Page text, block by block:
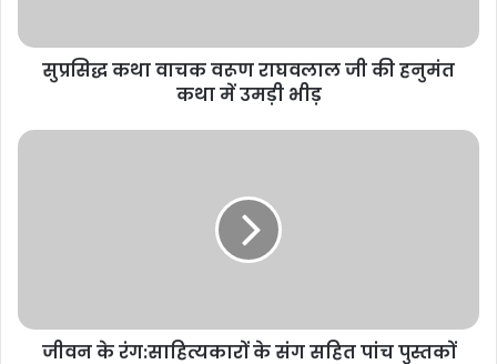
सुप्रसिद्ध कथा वाचक वरूण राघवलाल जी की हनुमंत
कथा में उमड़ी भीड़
जीवन के रंग:साहित्यकारों के संग सहित पांच पुस्तकों